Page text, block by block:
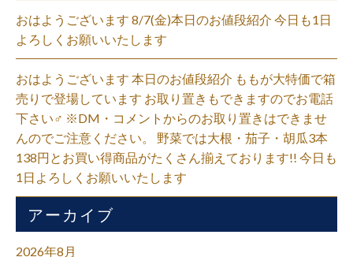
おはようございます 8/7(金)本日のお値段紹介 今日も1日
よろしくお願いいたします
おはようございます 本日のお値段紹介 ももが大特価で箱
売りで登場しています お取り置きもできますのでお電話
下さい‍♂️ ※DM・コメントからのお取り置きはできませ
んのでご注意ください。 野菜では大根・茄子・胡瓜3本
138円とお買い得商品がたくさん揃えております!! 今日も
1日よろしくお願いいたします
アーカイブ
2026年8月